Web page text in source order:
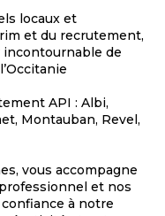
locaux et
et du recrutement,
incontournable de
API : Albi,
Montauban, Revel,
vous accompagne
et nos
à notre